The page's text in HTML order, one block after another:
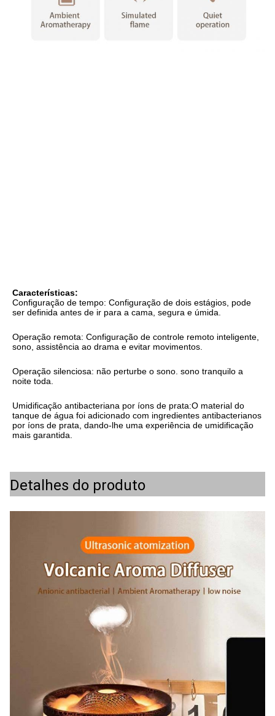
Características:
Configuração de tempo: Configuração de dois estágios, pode
ser definida antes de ir para a cama, segura e úmida.
Operação remota: Configuração de controle remoto inteligente,
sono, assistência ao drama e evitar movimentos.
Operação silenciosa: não perturbe o sono. sono tranquilo a
noite toda.
Umidificação antibacteriana por íons de prata:O material do
tanque de água foi adicionado com ingredientes antibacterianos
por íons de prata, dando-lhe uma experiência de umidificação
mais garantida.
Detalhes do produto